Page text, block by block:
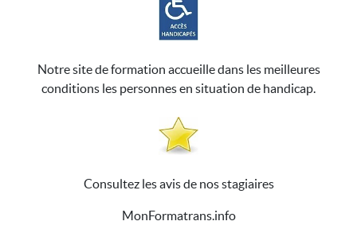
Notre site de formation accueille dans les meilleures
conditions les personnes en situation de handicap.
Consultez les avis de nos stagiaires
MonFormatrans.info